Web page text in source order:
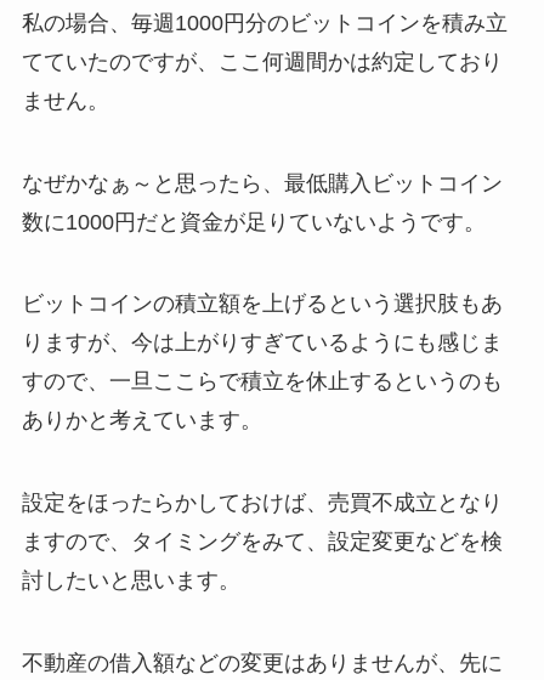
私の場合、毎週1000円分のビットコインを積み立
てていたのですが、ここ何週間かは約定しており
ません。
なぜかなぁ～と思ったら、最低購入ビットコイン
数に1000円だと資金が足りていないようです。
ビットコインの積立額を上げるという選択肢もあ
りますが、今は上がりすぎているようにも感じま
すので、一旦ここらで積立を休止するというのも
ありかと考えています。
設定をほったらかしておけば、売買不成立となり
ますので、タイミングをみて、設定変更などを検
討したいと思います。
不動産の借入額などの変更はありませんが、先に